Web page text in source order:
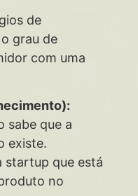
de
grau de
com uma
sabe que a
existe.
startup que está
no